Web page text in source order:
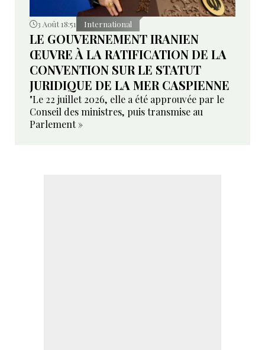
3 Août 18:51 International
LE GOUVERNEMENT IRANIEN
ŒUVRE À LA RATIFICATION DE LA
CONVENTION SUR LE STATUT
JURIDIQUE DE LA MER CASPIENNE
"Le 22 juillet 2026, elle a été approuvée par le
Conseil des ministres, puis transmise au
Parlement »